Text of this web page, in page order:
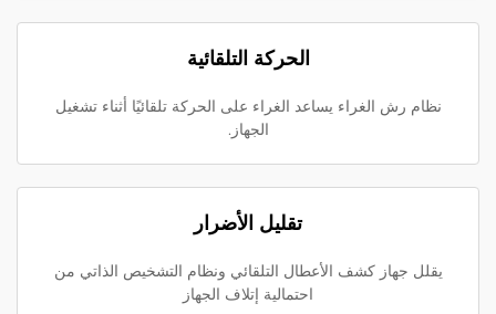
الحركة التلقائية
نظام رش الغراء يساعد الغراء على الحركة تلقائيًا أثناء تشغيل
الجهاز.
تقليل الأضرار
يقلل جهاز كشف الأعطال التلقائي ونظام التشخيص الذاتي من
احتمالية إتلاف الجهاز